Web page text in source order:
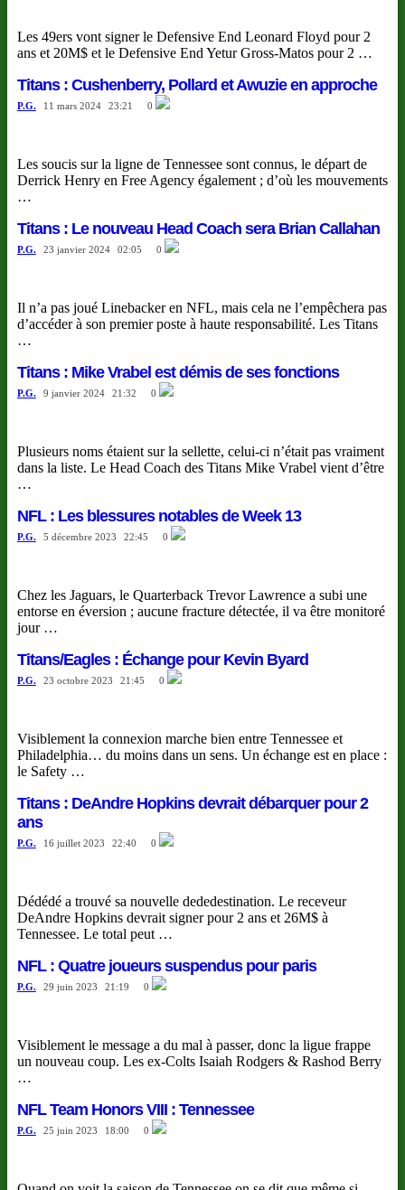
Les 49ers vont signer le Defensive End Leonard Floyd pour 2
ans et 20M$ et le Defensive End Yetur Gross-Matos pour 2 …
Titans : Cushenberry, Pollard et Awuzie en approche
P.G. 11 mars 2024 23:21 0
Les soucis sur la ligne de Tennessee sont connus, le départ de
Derrick Henry en Free Agency également ; d’où les mouvements
…
Titans : Le nouveau Head Coach sera Brian Callahan
P.G. 23 janvier 2024 02:05 0
Il n’a pas joué Linebacker en NFL, mais cela ne l’empêchera pas
d’accéder à son premier poste à haute responsabilité. Les Titans
…
Titans : Mike Vrabel est démis de ses fonctions
P.G. 9 janvier 2024 21:32 0
Plusieurs noms étaient sur la sellette, celui-ci n’était pas vraiment
dans la liste. Le Head Coach des Titans Mike Vrabel vient d’être
…
NFL : Les blessures notables de Week 13
P.G. 5 décembre 2023 22:45 0
Chez les Jaguars, le Quarterback Trevor Lawrence a subi une
entorse en éversion ; aucune fracture détectée, il va être monitoré
jour …
Titans/Eagles : Échange pour Kevin Byard
P.G. 23 octobre 2023 21:45 0
Visiblement la connexion marche bien entre Tennessee et
Philadelphia… du moins dans un sens. Un échange est en place :
le Safety …
Titans : DeAndre Hopkins devrait débarquer pour 2
ans
P.G. 16 juillet 2023 22:40 0
Dédédé a trouvé sa nouvelle dededestination. Le receveur
DeAndre Hopkins devrait signer pour 2 ans et 26M$ à
Tennessee. Le total peut …
NFL : Quatre joueurs suspendus pour paris
P.G. 29 juin 2023 21:19 0
Visiblement le message a du mal à passer, donc la ligue frappe
un nouveau coup. Les ex-Colts Isaiah Rodgers & Rashod Berry
…
NFL Team Honors VIII : Tennessee
P.G. 25 juin 2023 18:00 0